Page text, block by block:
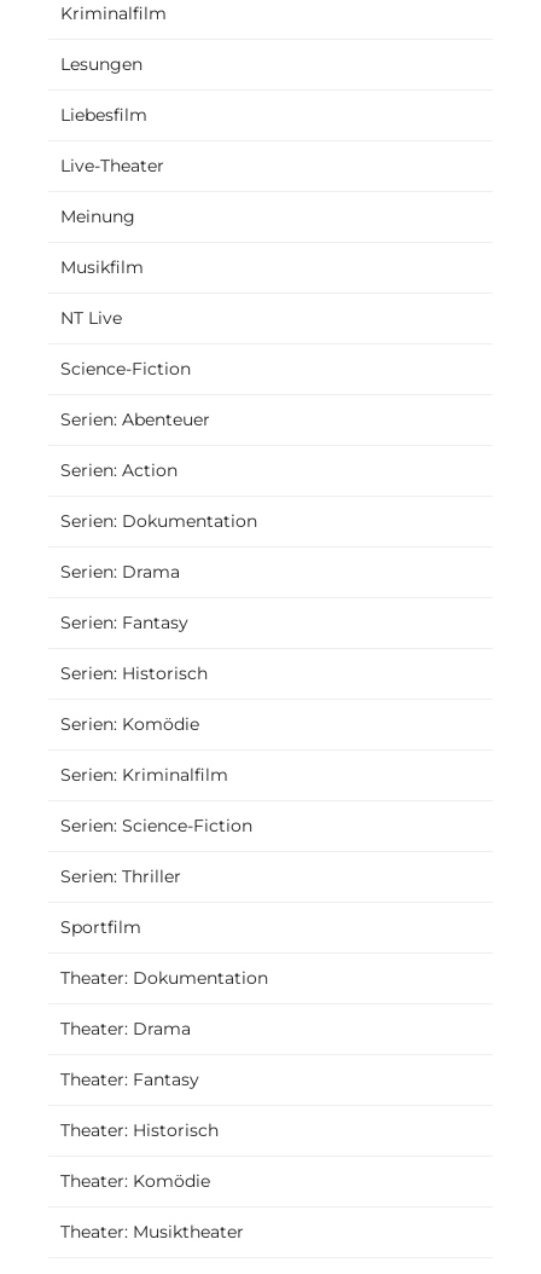
Kriminalfilm
Lesungen
Liebesfilm
Live-Theater
Meinung
Musikfilm
NT Live
Science-Fiction
Serien: Abenteuer
Serien: Action
Serien: Dokumentation
Serien: Drama
Serien: Fantasy
Serien: Historisch
Serien: Komödie
Serien: Kriminalfilm
Serien: Science-Fiction
Serien: Thriller
Sportfilm
Theater: Dokumentation
Theater: Drama
Theater: Fantasy
Theater: Historisch
Theater: Komödie
Theater: Musiktheater